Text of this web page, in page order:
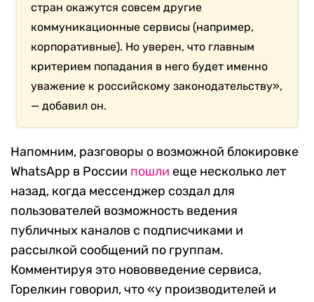
стран окажутся совсем другие
коммуникационные сервисы (например,
корпоративные). Но уверен, что главным
критерием попадания в него будет именно
уважение к российскому законодательству»,
— добавил он.
Напомним, разговоры о возможной блокировке
WhatsApp в России пошли еще несколько лет
назад, когда мессенджер создал для
пользователей возможность ведения
публичных каналов с подписчиками и
рассылкой сообщений по группам.
Комментируя это нововведение сервиса,
Горелкин говорил, что «у производителей и